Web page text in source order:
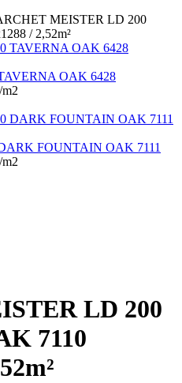
MEISTER LD 200
/ 2,52m²
OAK 6428
/m2
FOUNTAIN OAK 7111
/m2
LD 200
7110